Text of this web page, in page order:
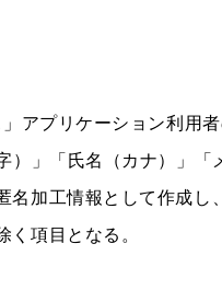
アプリケーション利用
」「氏名（カナ）」「
加工情報として作成し
項目となる。